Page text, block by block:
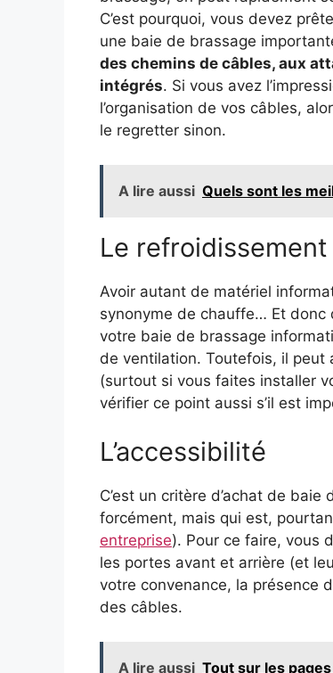
C’est pourquoi, vous devez
une baie de brassage
des chemins de câbles, aux
intégrés. Si vous avez
l’organisation de vos câbles,
le regretter sinon.
A lire aussi Quels sont les
Le refroidissement
Avoir autant de matériel
synonyme de chauffe… Et donc
votre baie de brassage
de ventilation. Toutefois, il
(surtout si vous faites installer
vérifier ce point aussi s’il est
L’accessibilité
C’est un critère d’achat de
forcément, mais qui est,
entreprise). Pour ce faire, vous
les portes avant et arrière (et
votre convenance, la présence
des câbles.
A lire aussi Tout sur les